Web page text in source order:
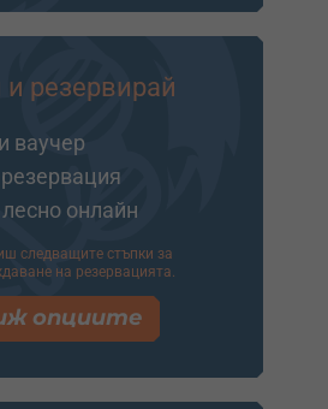
и резервирай
ваучер
онлайн
следващите стъпки за
на резервацията.
опциите